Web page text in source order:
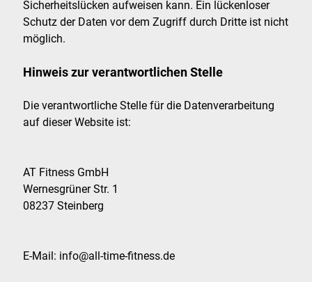
Sicherheitslücken aufweisen kann. Ein lückenloser
Schutz der Daten vor dem Zugriff durch Dritte ist nicht
möglich.
Hinweis zur verantwortlichen Stelle
Die verantwortliche Stelle für die Datenverarbeitung
auf dieser Website ist:
AT Fitness GmbH
Wernesgrüner Str. 1
08237 Steinberg
E-Mail: info@all-time-fitness.de